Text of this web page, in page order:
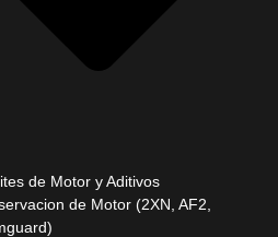
de Motor y Aditivos
de Motor (2XN, AF2,